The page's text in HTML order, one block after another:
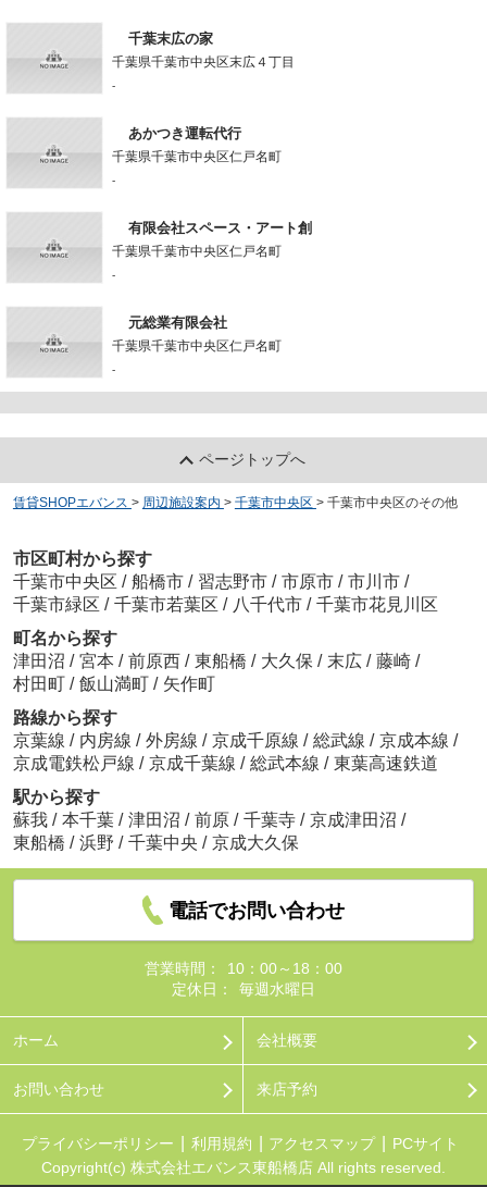
千葉末広の家
千葉県千葉市中央区末広４丁目
-
あかつき運転代行
千葉県千葉市中央区仁戸名町
-
有限会社スペース・アート創
千葉県千葉市中央区仁戸名町
-
元総業有限会社
千葉県千葉市中央区仁戸名町
-
ページトップへ
賃貸SHOPエバンス > 周辺施設案内 > 千葉市中央区 > 千葉市中央区のその他
市区町村から探す
千葉市中央区 / 船橋市 / 習志野市 / 市原市 / 市川市 /
千葉市緑区 / 千葉市若葉区 / 八千代市 / 千葉市花見川区
町名から探す
津田沼 / 宮本 / 前原西 / 東船橋 / 大久保 / 末広 / 藤崎 /
村田町 / 飯山満町 / 矢作町
路線から探す
京葉線 / 内房線 / 外房線 / 京成千原線 / 総武線 / 京成本線 /
京成電鉄松戸線 / 京成千葉線 / 総武本線 / 東葉高速鉄道
駅から探す
蘇我 / 本千葉 / 津田沼 / 前原 / 千葉寺 / 京成津田沼 /
東船橋 / 浜野 / 千葉中央 / 京成大久保
電話でお問い合わせ
営業時間：
10：00～18：00
定休日：
毎週水曜日
ホーム 会社概要
お問い合わせ 来店予約
プライバシーポリシー 利用規約 アクセスマップ
PCサイト
Copyright(c) 株式会社エバンス東船橋店 All rights reserved.